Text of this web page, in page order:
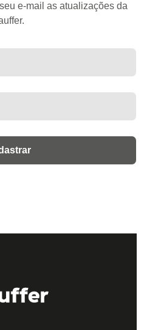
e-mail as atualizações da